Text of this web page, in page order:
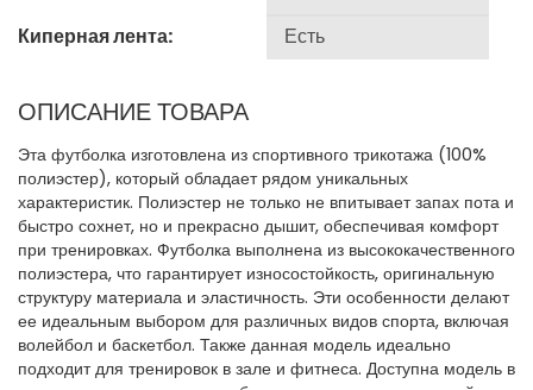
Киперная лента:
ОПИСАНИЕ ТОВАРА
Эта футболка изготовлена из спортивного трикотажа (100%
полиэстер), который обладает рядом уникальных
характеристик. Полиэстер не только не впитывает запах пота и
быстро сохнет, но и прекрасно дышит, обеспечивая комфорт
при тренировках. Футболка выполнена из высококачественного
полиэстера, что гарантирует износостойкость, оригинальную
структуру материала и эластичность. Эти особенности делают
ее идеальным выбором для различных видов спорта, включая
волейбол и баскетбол. Также данная модель идеально
подходит для тренировок в зале и фитнеса. Доступна модель в